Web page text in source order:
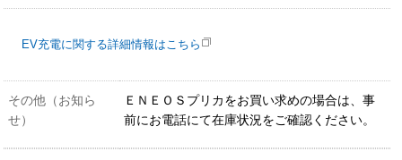
EV充電に関する詳細情報はこちら
その他（お知ら
せ）
ＥＮＥＯＳプリカをお買い求めの場合は、事
前にお電話にて在庫状況をご確認ください。